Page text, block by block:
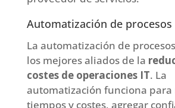
Automatización de procesos
La automatización de
los mejores aliados de la
costes de operaciones IT. La
automatización funciona
tiempos y costes, agregar